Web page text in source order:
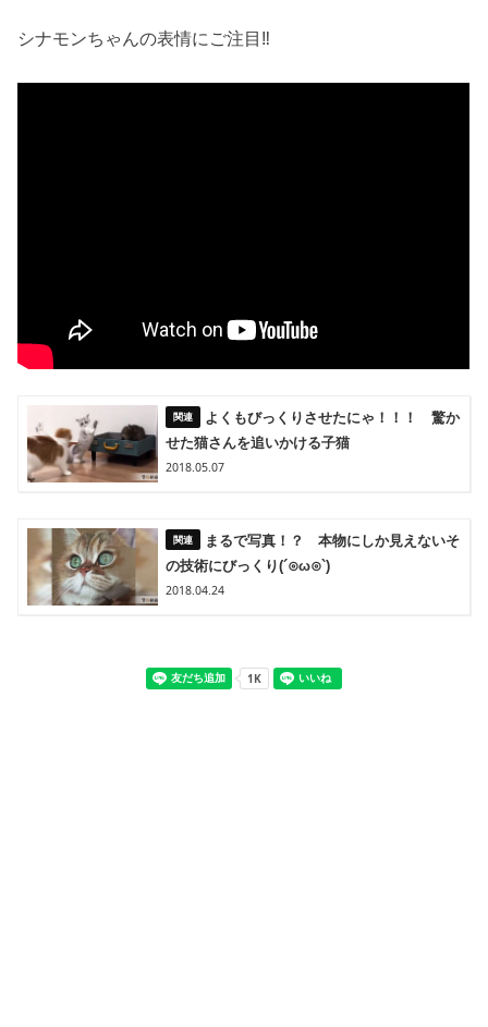
シナモンちゃんの表情にご注目‼
よくもびっくりさせたにゃ！！！ 驚か
せた猫さんを追いかける子猫
2018.05.07
まるで写真！？ 本物にしか見えないそ
の技術にびっくり(´⊙ω⊙`)
2018.04.24